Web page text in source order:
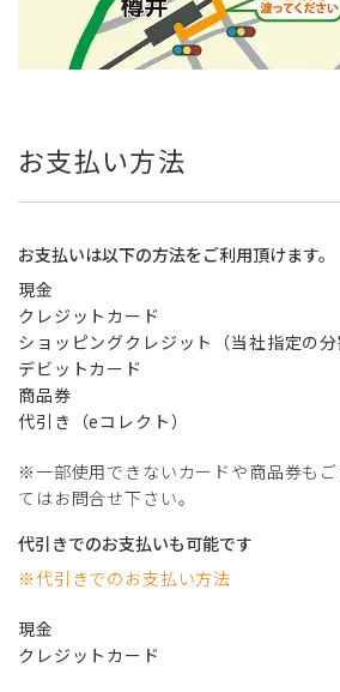
お支払い方法
お支払いは以下の方法をご利用頂けます。
現金
クレジットカード
ショッピングクレジット（当社指定の分
デビットカード
商品券
代引き（eコレクト）
※一部使用できないカードや商品券も
てはお問合せ下さい。
代引きでのお支払いも可能です
※代引きでのお支払い方法
現金
クレジットカード